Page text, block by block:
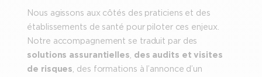
Nous agissons aux côtés des praticiens et des
établissements de santé pour piloter ces enjeux.
Notre accompagnement se traduit par des
solutions assurantielles des audits et visites
de risques , des formations à l’annonce d’un